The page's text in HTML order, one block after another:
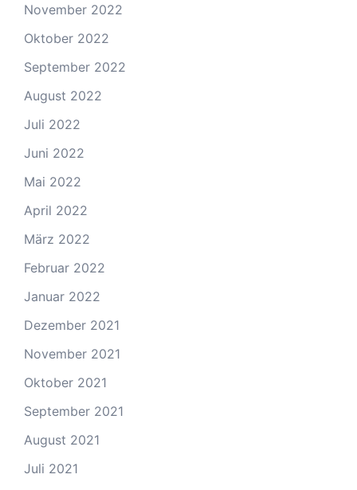
November 2022
Oktober 2022
September 2022
August 2022
Juli 2022
Juni 2022
Mai 2022
April 2022
März 2022
Februar 2022
Januar 2022
Dezember 2021
November 2021
Oktober 2021
September 2021
August 2021
Juli 2021